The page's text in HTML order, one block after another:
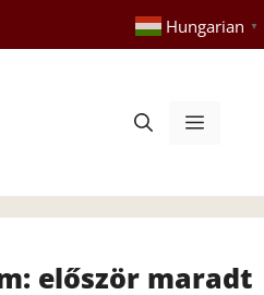
Hungarian ▼
Menü
először maradt